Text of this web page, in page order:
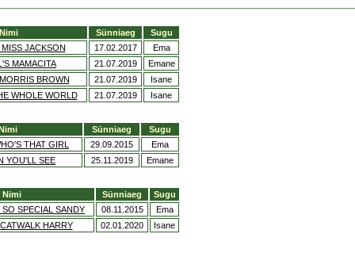
Nimi Sünniaeg
Sugu
JACKSON 17.02.2017
Ema
MAMACITA 21.07.2019
Emane
BROWN 21.07.2019
Isane
WHOLE WORLD 21.07.2019
Isane
Sünniaeg
Sugu
THAT GIRL 29.09.2015
Ema
YOU'LL SEE 25.11.2019
Emane
Nimi Sünniaeg
Sugu
SPECIAL SANDY 08.11.2015
Ema
HARRY 02.01.2020
Isane